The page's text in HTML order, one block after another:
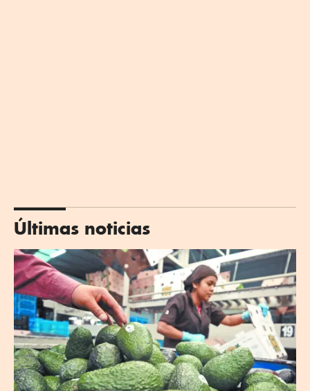
Últimas noticias